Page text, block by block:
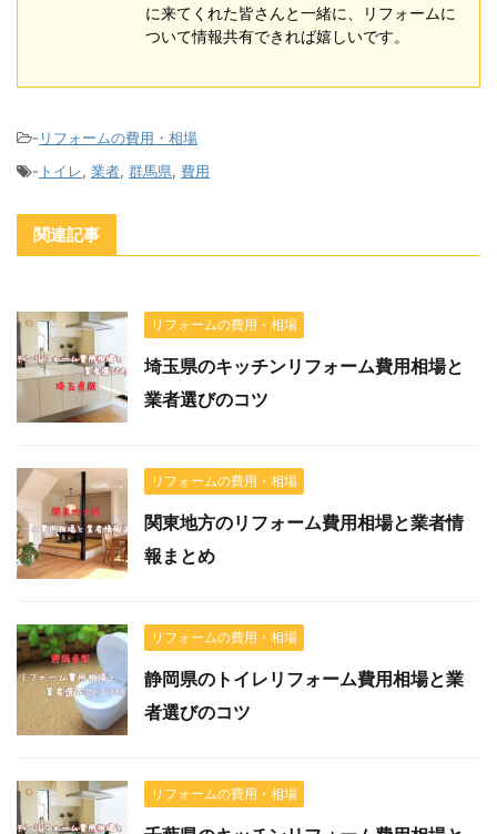
に来てくれた皆さんと一緒に、リフォームに
ついて情報共有できれば嬉しいです。
- リフォームの費用・相場
- トイレ, 業者, 群馬県, 費用
関連記事
リフォームの費用・相場
埼玉県のキッチンリフォーム費用相場と
業者選びのコツ
リフォームの費用・相場
関東地方のリフォーム費用相場と業者情
報まとめ
リフォームの費用・相場
静岡県のトイレリフォーム費用相場と業
者選びのコツ
リフォームの費用・相場